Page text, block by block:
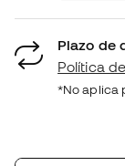
Plazo de
Política
*No aplica